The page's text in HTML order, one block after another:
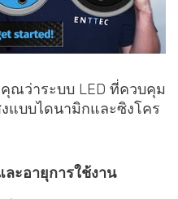
ณว่าระบบ LED ที่ควบคุม
แบบไดนามิกและซิงโคร
ละอายุการใช้งาน